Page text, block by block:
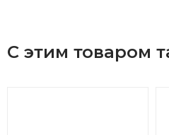
С этим товаром